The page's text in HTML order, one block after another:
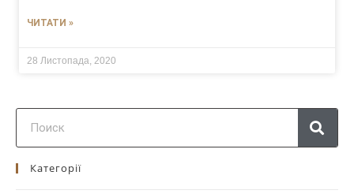
ЧИТАТИ »
28 Листопада, 2020
Категорії